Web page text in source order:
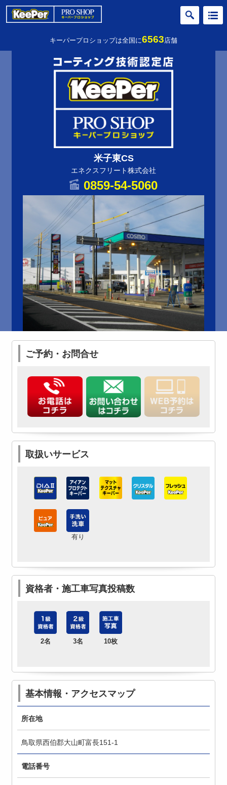
キーパープロショップは全国に6563店舗
米子東CS
エネクスフリート株式会社
0859-54-5060
ご予約・お問合せ
取扱いサービス
有り
資格者・施工車写真投稿数
2名 3名 10枚
基本情報・アクセスマップ
所在地
鳥取県西伯郡大山町富長151-1
電話番号